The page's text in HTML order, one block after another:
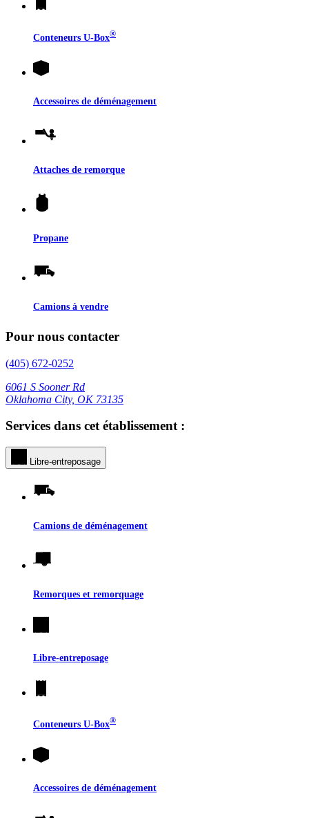
Conteneurs U-Box®
Accessoires de déménagement
Attaches de remorque
Propane
Camions à vendre
Pour nous contacter
(405) 672-0252
6061 S Sooner Rd
Oklahoma City, OK 73135
Services dans cet établissement :
Libre-entreposage
Camions de déménagement
Remorques et remorquage
Libre-entreposage
Conteneurs U-Box®
Accessoires de déménagement